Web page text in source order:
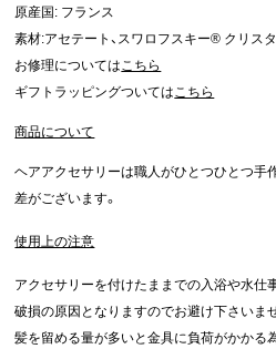
原産国: フランス
素材:アセテート、スワロフスキー® クリス
お修理についてはこちら
ギフトラッピングついてはこちら
商品について
ヘアアクセサリーは職人がひとつひとつ手
差がございます。
使用上の注意
アクセサリーを付けたままでの入浴や水仕
破損の原因となりますのでお避け下さいま
髪を留める量が多いと金具に負荷がかかる